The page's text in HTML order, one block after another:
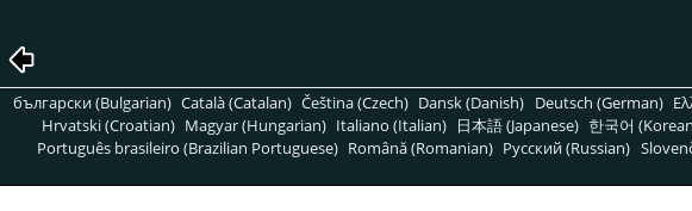
български (Bulgarian) Català (Catalan) Čeština (Czech) Dansk (Danish) Deutsch (German)
Hrvatski (Croatian) Magyar (Hungarian) Italiano (Italian) 日本語 (Japanese) 한국어
Português brasileiro (Brazilian Portuguese) Română (Romanian) Pусский (Russian)